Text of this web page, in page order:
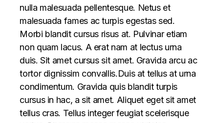
nulla malesuada pellentesque. Netus et
malesuada fames ac turpis egestas sed.
Morbi blandit cursus risus at. Pulvinar etiam
non quam lacus. A erat nam at lectus urna
duis. Sit amet cursus sit amet. Gravida arcu ac
tortor dignissim convallis.Duis at tellus at urna
condimentum. Gravida quis blandit turpis
cursus in hac, a sit amet. Aliquet eget sit amet
tellus cras. Tellus integer feugiat scelerisque